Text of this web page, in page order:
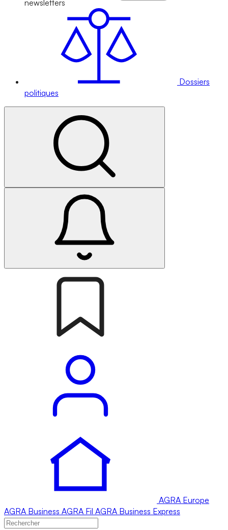
newsletters
Dossiers
politiques
AGRA Europe
AGRA Business AGRA Fil AGRA Business Express